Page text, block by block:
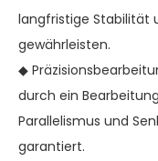
langfristige Stabilität
gewährleisten.
◆
durch ein
Parallelismus und
garantiert.